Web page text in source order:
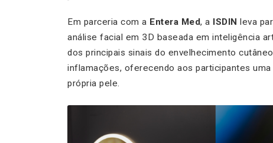
Em parceria com a Entera Med, a ISDIN leva
análise facial em 3D baseada em inteligência
dos principais sinais do envelhecimento
inflamações, oferecendo aos participantes
própria pele.